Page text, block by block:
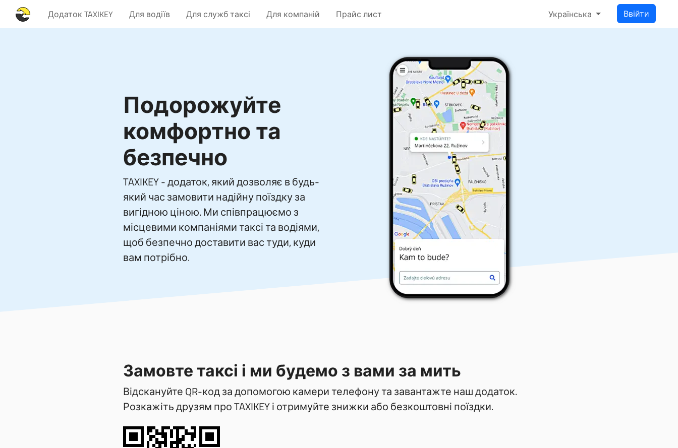
Додаток TAXIKEY Для водіїв Для служб таксі Для компаній Прайс лист Українська Ввійти
Подорожуйте
комфортно та
безпечно
TAXIKEY - додаток, який дозволяє в будь-
який час замовити надійну поїздку за
вигідною ціною. Ми співпрацюємо з
місцевими компаніями таксі та водіями,
щоб безпечно доставити вас туди, куди
вам потрібно.
Замовте таксі і ми будемо з вами за мить
Відскануйте QR-код за допомогою камери телефону та завантажте наш додаток.
Розкажіть друзям про TAXIKEY і отримуйте знижки або безкоштовні поїздки.